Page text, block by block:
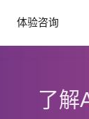
体验咨询
了解